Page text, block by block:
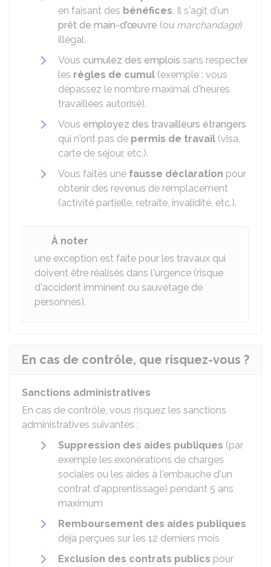
en faisant des bénéfices. Il s'agit d'un
prêt de main-d'œuvre (ou marchandage)
illégal.
Vous cumulez des emplois sans respecter
les règles de cumul (exemple : vous
dépassez le nombre maximal d'heures
travaillées autorisé).
Vous employez des travailleurs étrangers
qui n'ont pas de permis de travail (visa,
carte de séjour, etc.).
Vous faites une fausse déclaration pour
obtenir des revenus de remplacement
(activité partielle, retraite, invalidité, etc.).
À noter
une exception est faite pour les travaux qui
doivent être réalisés dans l'urgence (risque
d'accident imminent ou sauvetage de
personnes).
En cas de contrôle, que risquez-vous ?
Sanctions administratives
En cas de contrôle, vous risquez les sanctions
administratives suivantes :
Suppression des aides publiques (par
exemple les exonérations de charges
sociales ou les aides à l'embauche d'un
contrat d'apprentissage) pendant 5 ans
maximum
Remboursement des aides publiques
déjà perçues sur les 12 derniers mois
Exclusion des contrats publics pour